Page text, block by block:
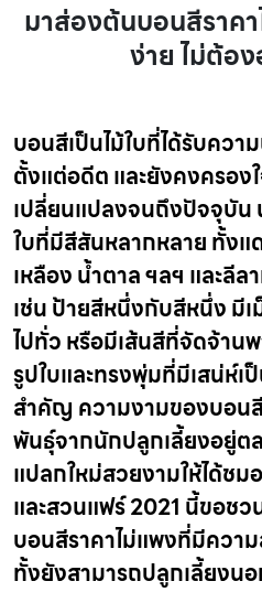
มาส่องต้นบอนสีราค
ง่าย ไม่ต้อ
บอนสีเป็นไม้ใบที่ได้รับคว
ตั้งแต่อดีต และยังคงครอง
เปลี่ยนแปลงจนถึงปัจจุบัน
ใบที่มีสีสันหลากหลาย ทั้งแ
เหลือง น้ำตาล ฯลฯ และลี
เช่น ป้ายสีหนึ่งกับสีหนึ่ง มีเ
ไปทั่ว หรือมีเส้นสีที่จัดจ้าน
รูปใบและทรงพุ่มที่มีเสน่ห์
สำคัญ ความงามของบอน
พันธุ์จากนักปลูกเลี้ยงอยู่ต
แปลกใหม่สวยงามให้ได้ช
และสวนแฟร์ 2021 นี้ขอช
บอนสีราคาไม่แพงที่มีควา
ทั้งยังสามารถปลูกเลี้ยงน